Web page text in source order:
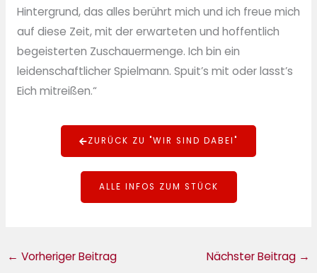
Hintergrund, das alles berührt mich und ich freue mich
auf diese Zeit, mit der erwarteten und hoffentlich
begeisterten Zuschauermenge. Ich bin ein
leidenschaftlicher Spielmann. Spuit’s mit oder lasst’s
Eich mitreißen.“
ZURÜCK ZU "WIR SIND DABEI"
ALLE INFOS ZUM STÜCK
← Vorheriger Beitrag Nächster Beitrag →